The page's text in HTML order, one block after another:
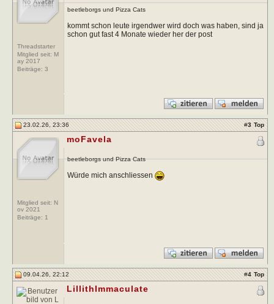
Threadstarter
Mitglied seit: M
ay 2017
Beiträge: 3
beetleborgs und Pizza Cats
kommt schon leute irgendwer wird doch was haben, sind ja
schon gut fast 4 Monate wieder her der post
23.02.26, 23:36 #3 Top
Mitglied seit: N
ov 2021
Beiträge: 1
moFavela
beetleborgs und Pizza Cats
Würde mich anschliessen
09.04.26, 22:12 #4 Top
LillithImmaculate